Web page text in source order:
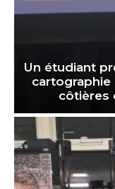
Un étudiant
côtières